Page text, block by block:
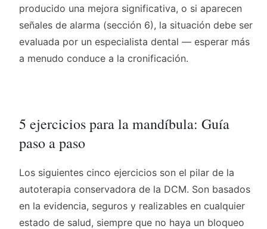
producido una mejora significativa, o si aparecen
señales de alarma (sección 6), la situación debe ser
evaluada por un especialista dental — esperar más
a menudo conduce a la cronificación.
5 ejercicios para la mandíbula: Guía
paso a paso
Los siguientes cinco ejercicios son el pilar de la
autoterapia conservadora de la DCM. Son basados
en la evidencia, seguros y realizables en cualquier
estado de salud, siempre que no haya un bloqueo